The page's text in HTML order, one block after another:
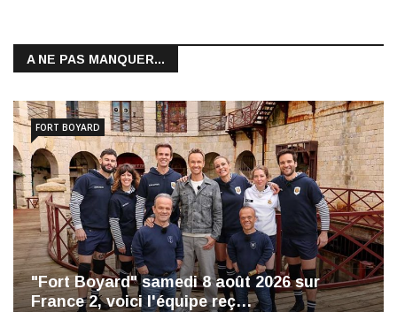
A NE PAS MANQUER...
"Fort Boyard" samedi 8 août 2026 sur
France 2, voici l'équipe reç…
FORT BOYARD